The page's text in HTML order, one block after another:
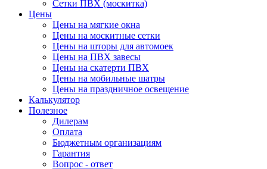
Сетки ПВХ (москитка)
Цены
Цены на мягкие окна
Цены на москитные сетки
Цены на шторы для автомоек
Цены на ПВХ завесы
Цены на скатерти ПВХ
Цены на мобильные шатры
Цены на праздничное освещение
Калькулятор
Полезное
Дилерам
Оплата
Бюджетным организациям
Гарантия
Вопрос - ответ